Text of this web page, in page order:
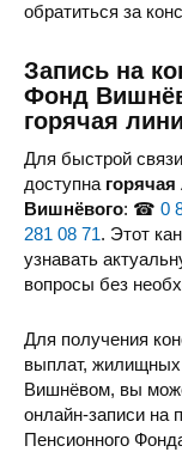
обратиться за
Запись на
Фонд
горячая
Для быстрой
доступна
Вишнёвого: ☎ 0
281 08 71. Этот
узнавать
вопросы без
Для получения
выплат, жилищных
Вишнёвом, вы
онлайн-записи на
Пенсионного